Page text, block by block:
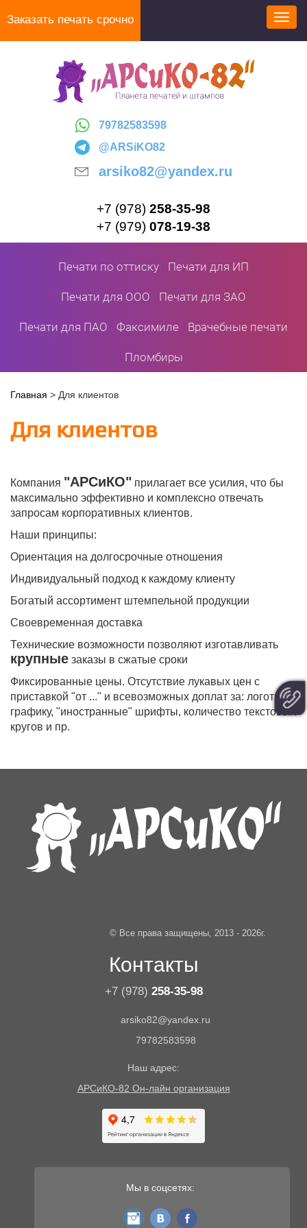
Заказать печать срочно
79782583598
@ARSiKO82
arsiko82@yandex.ru
+7 (978) 258-35-98
+7 (979) 078-19-38
Печати по оттиску Печати для ИП
Печати для ООО Печати для ЗАО
Печати для ПАО Факсимиле Врачебные печати
Пломбиры
Вы
здесь
Главная > Для клиентов
Для клиентов
Компания "АРСиКО" прилагает все усилия, что бы
максимально эффективно и комплексно отвечать
запросам корпоративных клиентов.
Наши принципы:
Ориентация на долгосрочные отношения
Индивидуальный подход к каждому клиенту
Богатый ассортимент штемпельной продукции
Своевременная доставка
Технические возможности позволяют изготавливать
крупные заказы в сжатые сроки
Фиксированные цены. Отсутствие лукавых цен с
приставкой "от ..." и всевозможных доплат за: логотип,
графику, "иностранные" шрифты, количество текстовых
кругов и пр.
© Все права защищены, 2013 - 2026г.
Контакты
+7 (978) 258-35-98
arsiko82@yandex.ru
79782583598
Наш адрес:
АРСиКО-82 Он-лайн организация
Мы в соцсетях:
instagram
vk fb